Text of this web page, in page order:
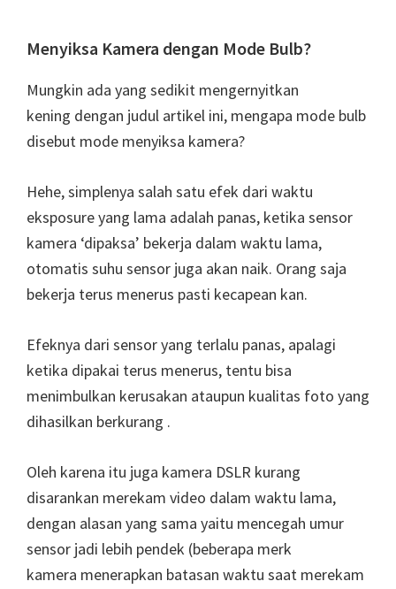
Menyiksa Kamera dengan Mode Bulb?
Mungkin ada yang sedikit mengernyitkan
kening dengan judul artikel ini, mengapa mode bulb
disebut mode menyiksa kamera?
Hehe, simplenya salah satu efek dari waktu
eksposure yang lama adalah panas, ketika sensor
kamera ‘dipaksa’ bekerja dalam waktu lama,
otomatis suhu sensor juga akan naik. Orang saja
bekerja terus menerus pasti kecapean kan.
Efeknya dari sensor yang terlalu panas, apalagi
ketika dipakai terus menerus, tentu bisa
menimbulkan kerusakan ataupun kualitas foto yang
dihasilkan berkurang .
Oleh karena itu juga kamera DSLR kurang
disarankan merekam video dalam waktu lama,
dengan alasan yang sama yaitu mencegah umur
sensor jadi lebih pendek (beberapa merk
kamera menerapkan batasan waktu saat merekam